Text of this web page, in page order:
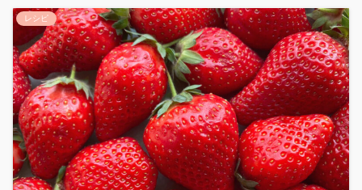
レシピ